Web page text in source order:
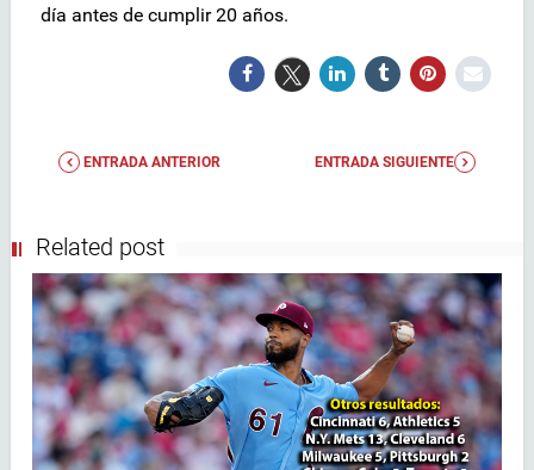
día antes de cumplir 20 años.
ENTRADA ANTERIOR ENTRADA SIGUIENTE
Related post